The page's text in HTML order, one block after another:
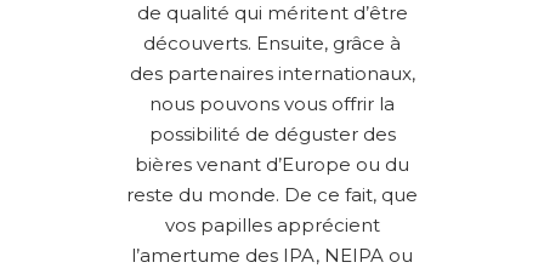
de qualité qui méritent d’être
découverts. Ensuite, grâce à
des partenaires internationaux,
nous pouvons vous offrir la
possibilité de déguster des
bières venant d’Europe ou du
reste du monde. De ce fait, que
vos papilles apprécient
l’amertume des IPA, NEIPA ou